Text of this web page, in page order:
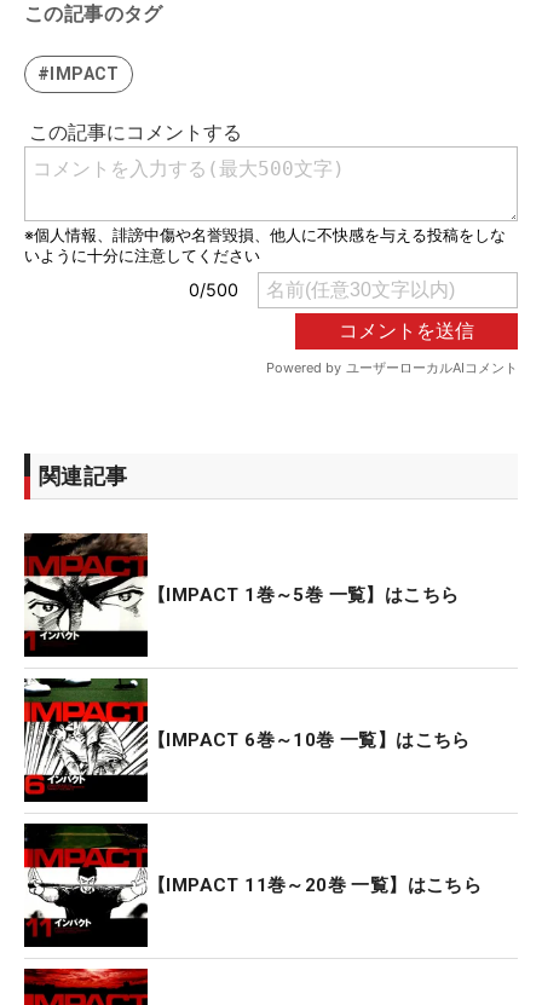
この記事のタグ
#IMPACT
関連記事
【IMPACT 1巻～5巻 一覧】はこちら
【IMPACT 6巻～10巻 一覧】はこちら
【IMPACT 11巻～20巻 一覧】はこちら